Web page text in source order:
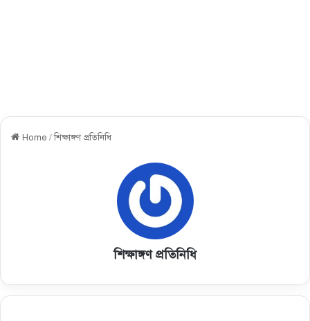
Home /শিক্ষাঙ্গণ প্রতিনিধি
শিক্ষাঙ্গণ প্রতিনিধি